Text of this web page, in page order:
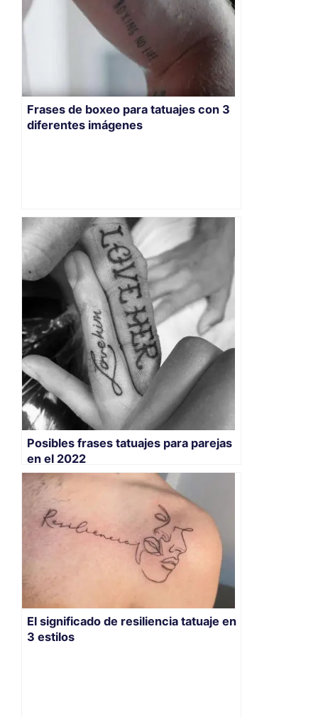
Frases de boxeo para tatuajes con 3
diferentes imágenes
Posibles frases tatuajes para parejas
en el 2022
El significado de resiliencia tatuaje en
3 estilos